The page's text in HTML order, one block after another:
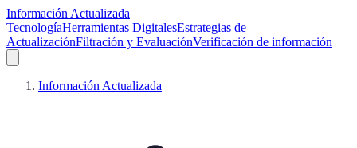
Información Actualizada
TecnologíaHerramientas DigitalesEstrategias de
ActualizaciónFiltración y EvaluaciónVerificación de información
Información Actualizada